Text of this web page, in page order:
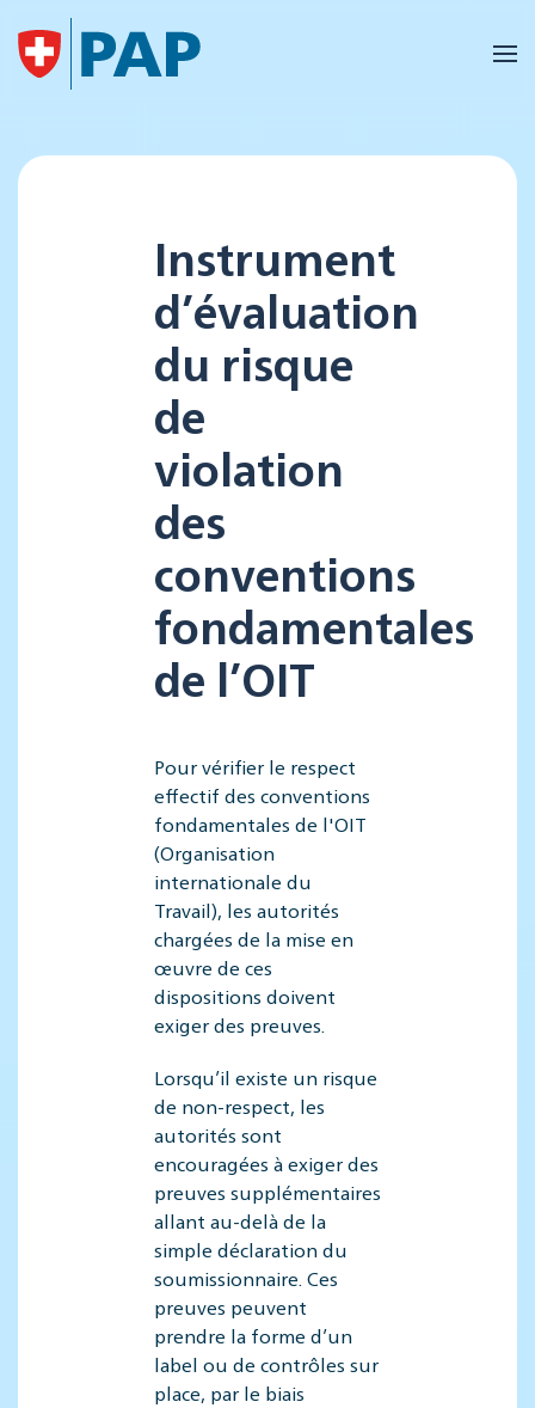
Accéder au contenu principal
Instrument
d’évaluation
du risque
de
violation
des
conventions
fondamentales
de l’OIT
Pour vérifier le respect
effectif des conventions
fondamentales de l'OIT
(Organisation
internationale du
Travail), les autorités
chargées de la mise en
œuvre de ces
dispositions doivent
exiger des preuves.
Lorsqu’il existe un risque
de non-respect, les
autorités sont
encouragées à exiger des
preuves supplémentaires
allant au-delà de la
simple déclaration du
soumissionnaire. Ces
preuves peuvent
prendre la forme d’un
label ou de contrôles sur
place, par le biais